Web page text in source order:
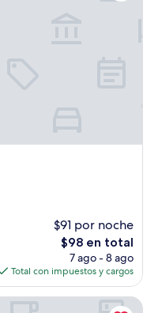
$91 por noche
El
precio
actual
es
de
$98 en total
7 ago - 8 ago
Total con impuestos y cargos